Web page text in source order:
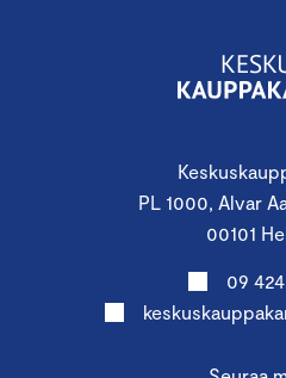
PL 1000, Alvar
00101
09